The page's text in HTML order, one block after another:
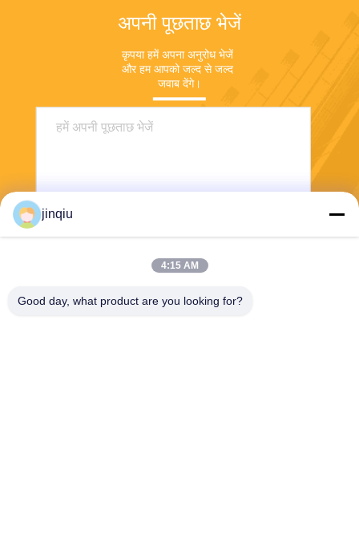
अपनी पूछताछ भेजें
कृपया हमें अपना अनुरोध भेजें
और हम आपको जल्द से जल्द
जवाब देंगे।
jinqiu
4:15 AM
Good day, what product are you looking for?